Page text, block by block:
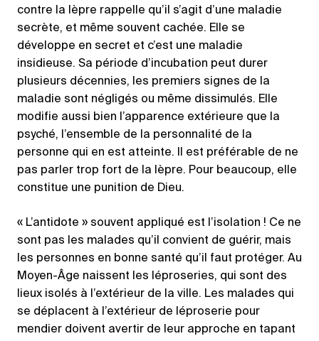
contre la lèpre rappelle qu’il s’agit d’une maladie
secrète, et même souvent cachée. Elle se
développe en secret et c’est une maladie
insidieuse. Sa période d’incubation peut durer
plusieurs décennies, les premiers signes de la
maladie sont négligés ou même dissimulés. Elle
modifie aussi bien l’apparence extérieure que la
psyché, l’ensemble de la personnalité de la
personne qui en est atteinte. Il est préférable de ne
pas parler trop fort de la lèpre. Pour beaucoup, elle
constitue une punition de Dieu.
« L’antidote » souvent appliqué est l’isolation ! Ce ne
sont pas les malades qu’il convient de guérir, mais
les personnes en bonne santé qu’il faut protéger. Au
Moyen-Âge naissent les léproseries, qui sont des
lieux isolés à l’extérieur de la ville. Les malades qui
se déplacent à l’extérieur de léproserie pour
mendier doivent avertir de leur approche en tapant